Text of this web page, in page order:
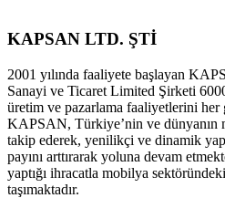
KAPSAN LTD. ŞTİ
2001 yılında faaliyete başlayan
Sanayi ve Ticaret Limited Şirketi
üretim ve pazarlama faaliyetlerini her
KAPSAN, Türkiye’nin ve dünyanın
takip ederek, yenilikçi ve dinamik
payını arttırarak yoluna devam
yaptığı ihracatla mobilya
taşımaktadır.